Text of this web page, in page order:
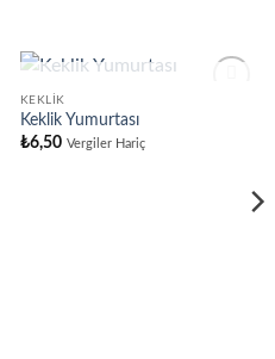
KEKLIK
Keklik Yumurtası
₺6,50 Vergiler Hariç